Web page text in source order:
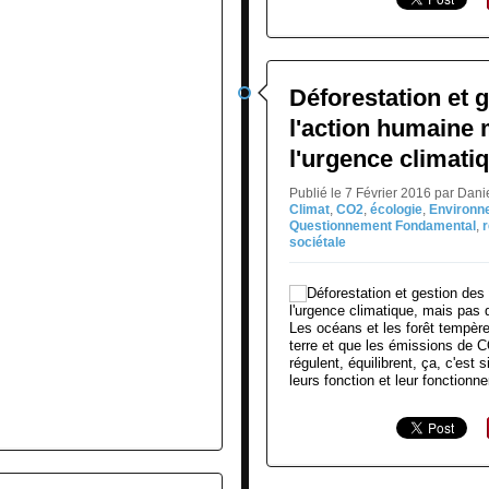
Déforestation et
l'action humaine
l'urgence
Publié le 7 Février 2016 par
Climat, CO2, écologie,
Questionnement Fondamental ,
sociétale
Les océans et les forêt
terre et que les émissions de
régulent, équilibrent, ça, c'est
leurs fonction et leur